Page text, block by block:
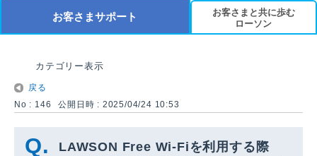
お客さまサポート
お客さまと共に歩む
ローソン
カテゴリー表示
戻る
No : 146
公開日時 : 2025/04/24 10:53
LAWSON Free Wi-Fiを利用する際